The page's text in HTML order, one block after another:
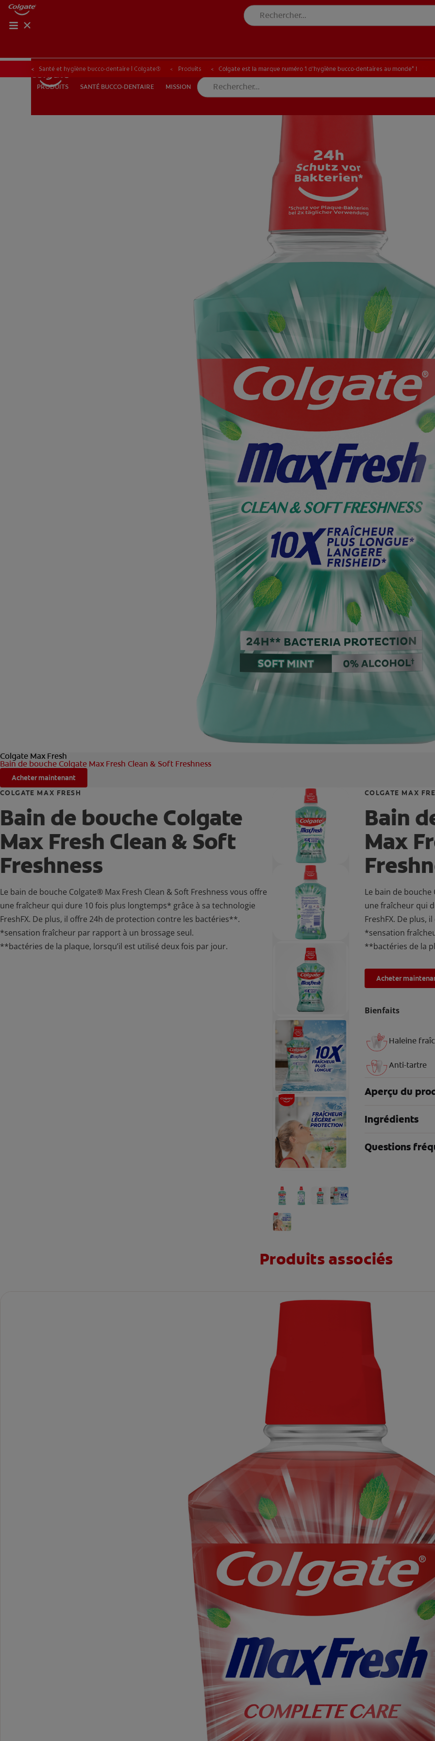
PRODUITS SANTÉ BUCCO-DENTAIRE
PRODUITS SANTÉ BUCCO-DENTAIRE MISSION
ROUTINE BLANCHEUR SUR MESURE RECHERCHE DES SOLUTIONS IDÉALES
Santé et hygiène bucco-dentaire | Colgate® Produits Colgate est la marque numéro 1 d’hygiène bucco-dentaires au monde* !
Colgate Max Fresh
Bain de bouche Colgate Max Fresh Clean & Soft Freshness
Acheter maintenant
COLGATE MAX FRESH
Bain de bouche Colgate
Max Fresh Clean & Soft
Freshness
Le bain de bouche Colgate® Max Fresh Clean & Soft Freshness vous offre
une fraîcheur qui dure 10 fois plus longtemps* grâce à sa technologie
FreshFX. De plus, il offre 24h de protection contre les bactéries**.
*sensation fraîcheur par rapport à un brossage seul.
**bactéries de la plaque, lorsqu’il est utilisé deux fois par jour.
COLGATE MAX
Bain
Max
Le bain de bouche
une fraîcheur qui
FreshFX. De plus,
*sensation
**bactéries de la
Acheter
Bienfaits
Haleine
Anti-tartre
Aperçu du
Ingrédients
Questions
Produits associés